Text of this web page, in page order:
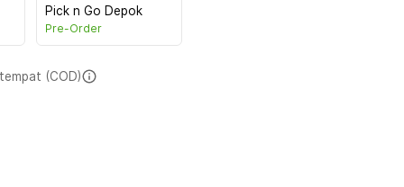
Pick n Go Depok
Pre-Order
(COD)